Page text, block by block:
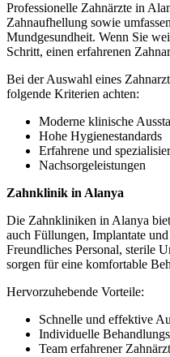
Professionelle Zahnärzte in
Zahnaufhellung sowie
Mundgesundheit. Wenn Sie
Schritt, einen erfahrenen
Bei der Auswahl eines
folgende Kriterien achten:
Moderne klinische
Hohe Hygienestandards
Erfahrene und
Nachsorgeleistungen
Zahnklinik in Alanya
Die Zahnkliniken in Alanya
auch Füllungen, Implantate
Freundliches Personal, sterile
sorgen für eine komfortable
Hervorzuhebende Vorteile:
Schnelle und effektive
Individuelle
Team erfahrener